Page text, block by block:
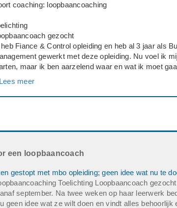
coaching: loopbaancoaching
gezocht
Fiance & Control opleiding en heb al 3 jaar als
gewerkt met deze opleiding. Nu voel ik
maar ik ben aarzelend waar en wat ik moet
Graag zo spoedig mogelijk
meer
een loopbaancoach
gestopt met mbo opleiding; geen idee wat nu te
Toelichting Loopbaancoach
september. Na twee weken op haar leerwerk
geen idee wat ze wilt doen en vindt alles behoorlijk